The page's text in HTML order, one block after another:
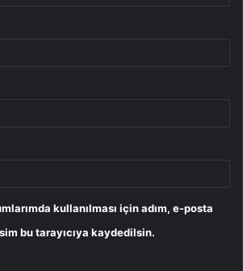
kullanılması için adım, e-posta
bu tarayıcıya kaydedilsin.